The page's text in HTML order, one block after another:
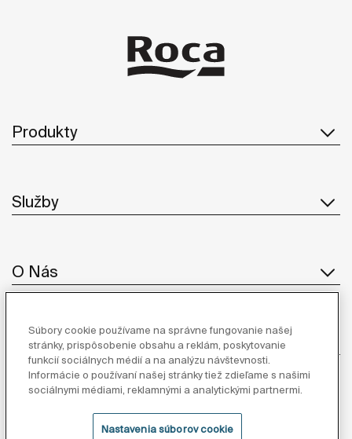
Produkty
Služby
O Nás
Inšpirácia
Sledujte nás
Súbory cookie používame na správne fungovanie našej
stránky, prispôsobenie obsahu a reklám, poskytovanie
funkcií sociálnych médií a na analýzu návštevnosti.
Informácie o používaní našej stránky tiež zdieľame s našimi
sociálnymi médiami, reklamnými a analytickými partnermi.
Nastavenia súborov cookie